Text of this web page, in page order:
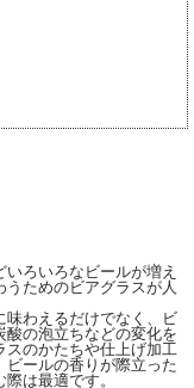
ろいろなビールが増え
ためのビアグラスが人
味わえるだけでなく、ビ
酸の泡立ちなどの変化を
のかたちや仕上げ加工
ビールの香りが際立った
は最適です。